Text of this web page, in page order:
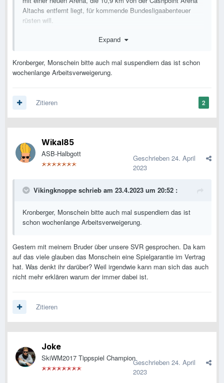
Altachs entfernt liegt, für kommende Bundesligaabenteuer
rüsten will.
Was spricht für uns, wenn der Erste des UPOs auf uns Letzte
ordentliche Zitterpartie war. Die Lustenauer sind eine gut
eingespielte, bissige Mannschaft, die schnörkellos kombiniert
Klar, wir sind nach wie vor Letzter, aber wieder scharf. Der
Greet, zum Austausch, zum Blind Date trifft. Sieg, what else?
Gesperrt:niemand
möglich), Ziegl (sollte fit werden)
Suspendiert:
Michael (suspendiert bis 30.06.2023, Info
letztmalig angeführt)
Expand
Kronberger, Monschein bitte auch mal suspendiern das ist schon
wochenlange Arbeitsverweigerung.
2
Zitieren
Wikal85
ASB-Halbgott Geschrieben 24. April
2023
Vikingknoppe schrieb am 23.4.2023 um 20:52 :
Kronberger, Monschein bitte auch mal suspendiern das ist
schon wochenlange Arbeitsverweigerung.
Gestern mit meinem Bruder über unsere SVR gesprochen. Da kam
auf das viele glauben das Monschein eine Spielgarantie im Vertrag
hat. Was denkt ihr darüber? Weil irgendwie kann man sich das auch
nicht mehr erklären warum der immer dabei ist.
Zitieren
Joke
SkiWM2017 Tippspiel ChampionGeschrieben 24. April
2023